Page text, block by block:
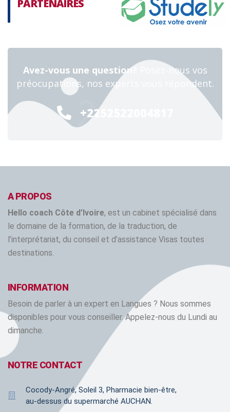
PARTENAIRES
Avez-vous une question?
Posez-nous vos
préocupations, nos experts vous répondent.
+2252522004817
24/7
A PROPOS
Hello coach Côte d’Ivoire, est un cabinet spécialisé dans
le domaine de la formation, de la traduction, de
l’interprétariat, du conseil et d’assistance Visas toutes
destinations.
INFORMATION
Besoin de parler à un expert en Langues ? Nous sommes
disponibles pour vous conseiller. Appelez-nous du Lundi au
dimanche.
NOTRE CONTACT
Cocody-Angré, Soleil 3, Pharmacie bien-être,
au-dessus du supermarché AUCHAN.